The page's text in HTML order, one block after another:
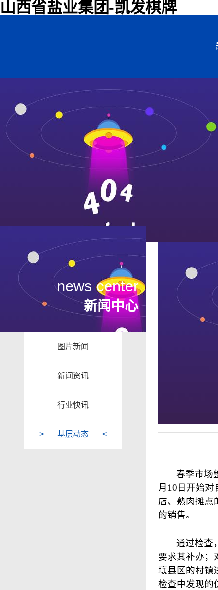
山西省盐业集团-凯发棋牌
news center
新闻中心
图片新闻
新闻资讯
行业快讯
基层动态
春季市场
月 10 日 开始对
店、熟肉摊点
的销售。
通过检查
要求其补办；
壤县区的村镇
检查中发现的